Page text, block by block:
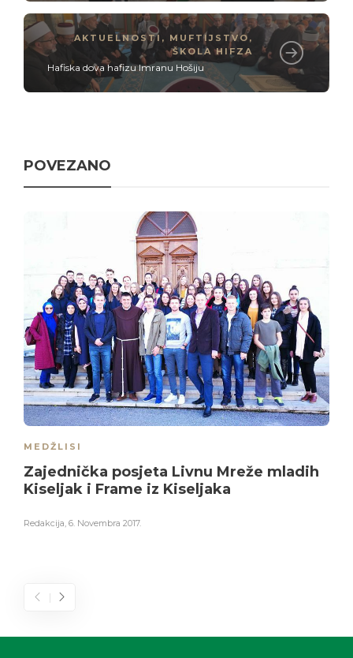
AKTUELNOSTI , MUFTIJSTVO ,
ŠKOLA HIFZA
Hafiska dova hafizu Imranu Hošiju
POVEZANO
MEDŽLISI
Zajednička posjeta Livnu Mreže mladih
Kiseljak i Frame iz Kiseljaka
Redakcija 6. Novembra 2017.